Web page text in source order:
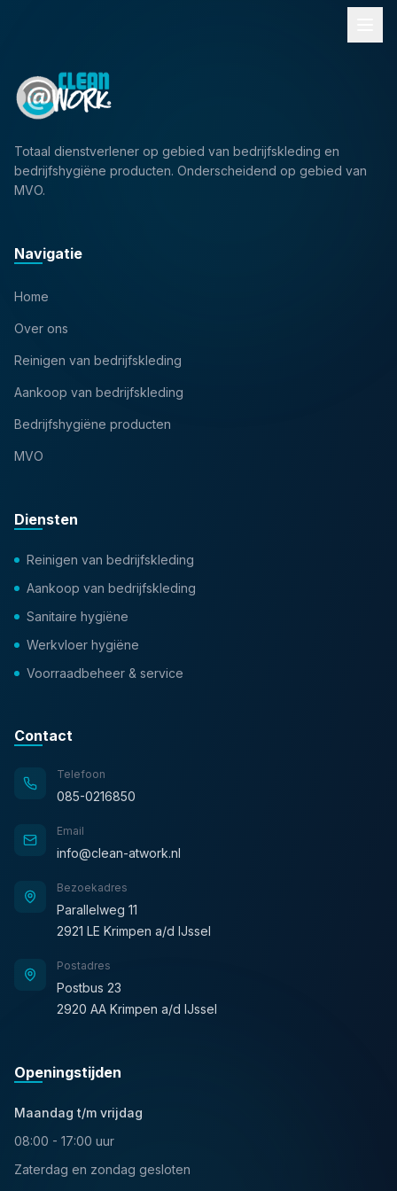
Totaal dienstverlener op gebied van bedrijfskleding en
bedrijfshygiëne producten. Onderscheidend op gebied van
MVO.
Navigatie
Home
Over ons
Reinigen van bedrijfskleding
Aankoop van bedrijfskleding
Bedrijfshygiëne producten
MVO
Diensten
Reinigen van bedrijfskleding
Aankoop van bedrijfskleding
Sanitaire hygiëne
Werkvloer hygiëne
Voorraadbeheer & service
Contact
Telefoon
085-0216850
Email
info@clean-atwork.nl
Bezoekadres
Parallelweg 11
2921 LE Krimpen a/d IJssel
Postadres
Postbus 23
2920 AA Krimpen a/d IJssel
Openingstijden
Maandag t/m vrijdag
08:00 - 17:00 uur
Zaterdag en zondag gesloten